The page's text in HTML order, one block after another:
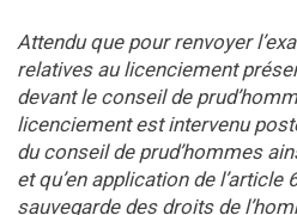
Attendu que pour renvoyer
relatives au licenciement
devant le conseil de
licenciement est intervenu
du conseil de prud’hommes
et qu’en application de l’article
sauvegarde des droits de